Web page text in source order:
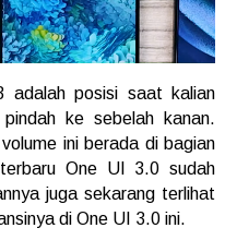
adalah posisi saat kalian
ke sebelah kanan.
ini berada di bagian
One UI 3.0 sudah
juga sekarang terlihat
di One UI 3.0 ini.